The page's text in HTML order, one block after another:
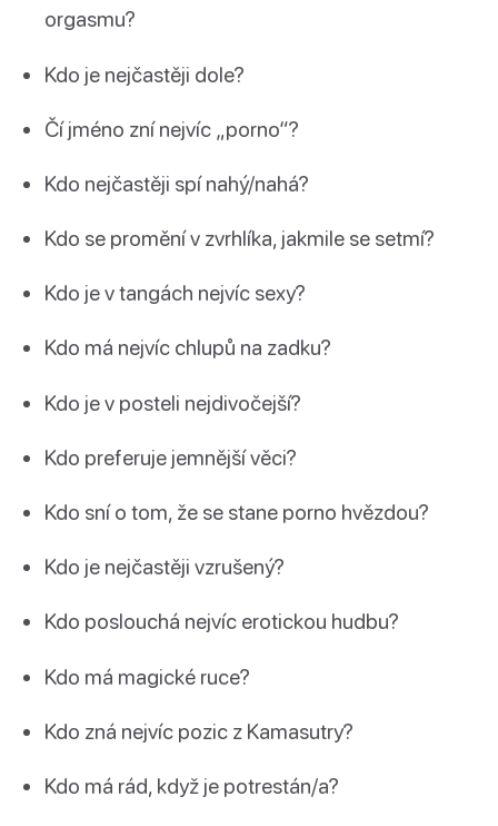
orgasmu?
Kdo je nejčastěji dole?
Čí jméno zní nejvíc „porno“?
Kdo nejčastěji spí nahý/nahá?
Kdo se promění v zvrhlíka, jakmile se setmí?
Kdo je v tangách nejvíc sexy?
Kdo má nejvíc chlupů na zadku?
Kdo je v posteli nejdivočejší?
Kdo preferuje jemnější věci?
Kdo sní o tom, že se stane porno hvězdou?
Kdo je nejčastěji vzrušený?
Kdo poslouchá nejvíc erotickou hudbu?
Kdo má magické ruce?
Kdo zná nejvíc pozic z Kamasutry?
Kdo má rád, když je potrestán/a?